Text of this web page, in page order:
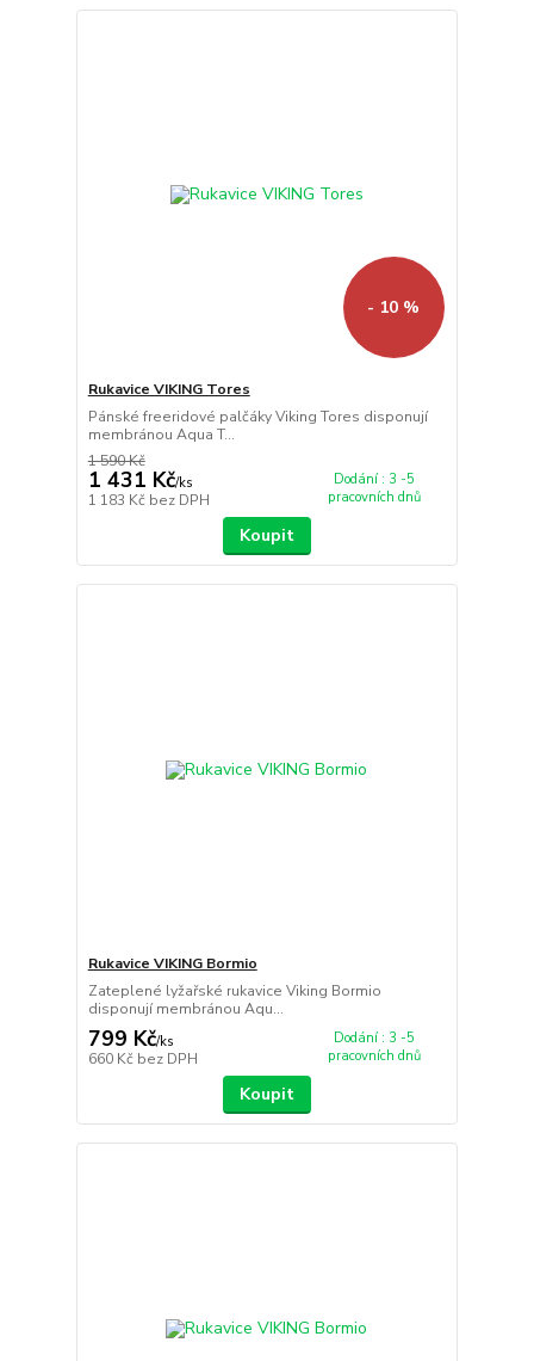
- 10 %
Rukavice VIKING Tores
Pánské freeridové palčáky Viking Tores disponují
membránou Aqua T...
1 590 Kč
1 431 Kč/ks
1 183 Kč bez DPH
Dodání : 3 -5
pracovních dnů
Koupit
Rukavice VIKING Bormio
Zateplené lyžařské rukavice Viking Bormio
disponují membránou Aqu...
799 Kč/ks
660 Kč bez DPH
Dodání : 3 -5
pracovních dnů
Koupit